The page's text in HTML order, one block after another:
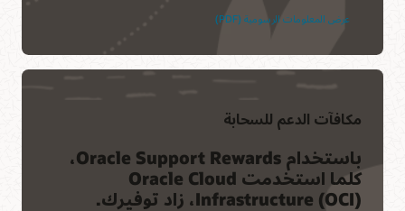
عرض المعلومات الرسومية (PDF)
مكافآت الدعم للسحابة
باستخدام Oracle Support Rewards،
كلما استخدمت Oracle Cloud
Infrastructure (OCI)، زاد توفيرك.